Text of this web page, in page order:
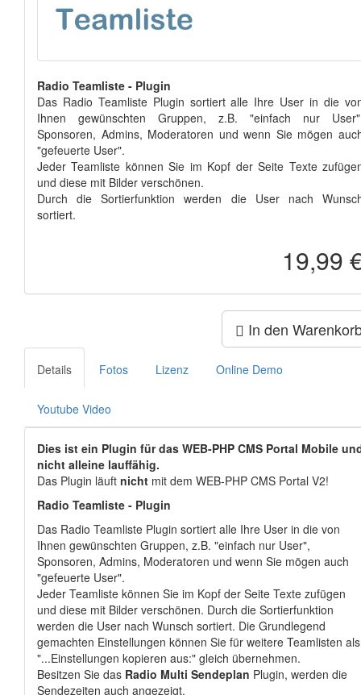
Radio Teamliste - Plugin
Das Radio Teamliste Plugin sortiert alle Ihre User in die
Ihnen gewünschten Gruppen, z.B. "einfach nur
Sponsoren, Admins, Moderatoren und wenn Sie mögen
"gefeuerte User".
Jeder Teamliste können Sie im Kopf der Seite Texte
und diese mit Bilder verschönen.
Durch die Sortierfunktion werden die User nach
sortiert.
19,99
In den
Details Fotos Lizenz Online Demo
Youtube Video
Dies ist ein Plugin für das WEB-PHP CMS Portal Mobile
nicht alleine lauffähig.
Das Plugin läuft nicht mit dem WEB-PHP CMS Portal V2!
Radio Teamliste - Plugin
Das Radio Teamliste Plugin sortiert alle Ihre User in die von
Ihnen gewünschten Gruppen, z.B. "einfach nur User",
Sponsoren, Admins, Moderatoren und wenn Sie mögen auch
"gefeuerte User".
Jeder Teamliste können Sie im Kopf der Seite Texte zufügen
und diese mit Bilder verschönen. Durch die Sortierfunktion
werden die User nach Wunsch sortiert. Die Grundlegend
gemachten Einstellungen können Sie für weitere Teamlisten als
"...Einstellungen kopieren aus:" gleich übernehmen.
Besitzen Sie das Radio Multi Sendeplan Plugin, werden die
Sendezeiten auch angezeigt.